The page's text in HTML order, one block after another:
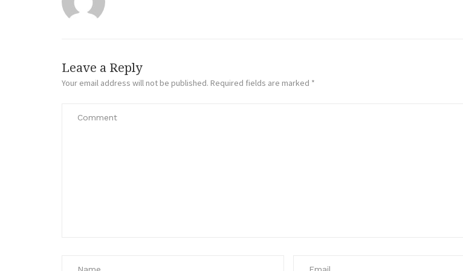
Leave a Reply
Your email address will not be published. Required fields are marked *